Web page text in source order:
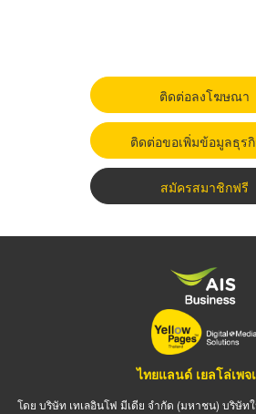
ติดต่อลงโฆษณา
ติดต่อขอเพิ่มข้อมูลธุร
สมัครสมาชิกฟรี
ไทยแลนด์ เยลโล่เพจ
โดย บริษัท เทเลอินโฟ มีเดีย จำกัด (มหาชน) บริษัทใ